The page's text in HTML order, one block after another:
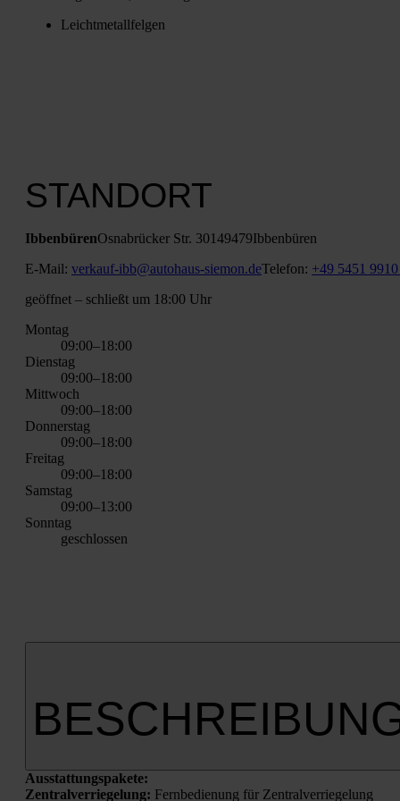
Leicht­me­tall­fel­gen
STANDORT
Ibben­bü­renOsna­brü­cker Str. 30149479Ibben­bü­ren
E‑Mail: verkauf-ibb@autohaus-siemon.deTele­fon: +49 5451
geöff­net – schließt um 18:00 Uhr
Mon­tag
09:00–18:00
Diens­tag
09:00–18:00
Mitt­woch
09:00–18:00
Don­ners­tag
09:00–18:00
Frei­tag
09:00–18:00
Sams­tag
09:00–13:00
Sonn­tag
geschlos­sen
Aus­stat­tungs­pa­ke­te:
Zen­tral­ver­rie­ge­lung: Fern­be­die­nung für Zen­tral­ver­rie­ge­lung